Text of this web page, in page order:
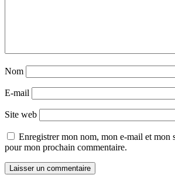
Nom
E-mail
Site web
Enregistrer mon nom, mon e-mail et mon
pour mon prochain commentaire.